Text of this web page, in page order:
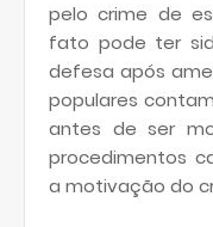
pelo crime de
fato pode ter
defesa após
populares
antes de ser
procedimentos
a motivação do